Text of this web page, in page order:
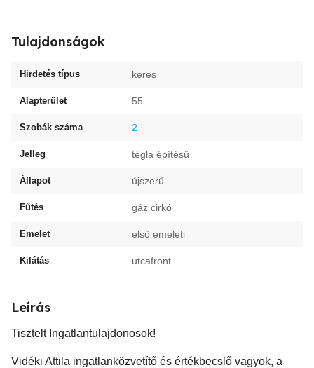
Tulajdonságok
Hirdetés típus keres
Alapterület 55
Szobák száma 2
Jelleg tégla építésű
Állapot újszerű
Fűtés gáz cirkó
Emelet első emeleti
Kilátás utcafront
Leírás
Tisztelt Ingatlantulajdonosok!
Vidéki Attila ingatlanközvetítő és értékbecslő vagyok, a